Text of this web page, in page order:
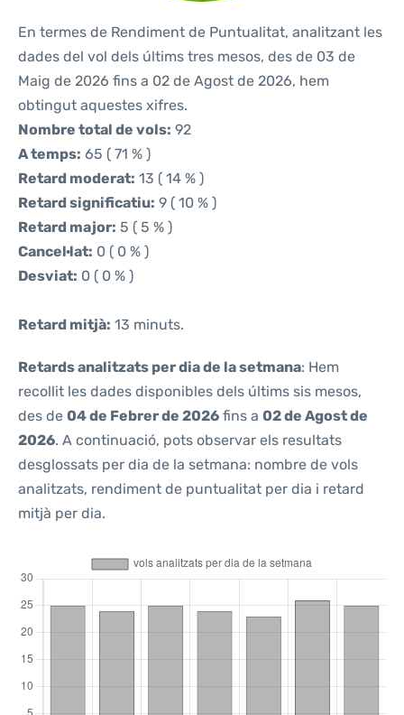
En termes de Rendiment de Puntualitat, analitzant les
dades del vol dels últims tres mesos, des de 03 de
Maig de 2026 fins a 02 de Agost de 2026, hem
obtingut aquestes xifres.
Nombre total de vols: 92
A temps: 65 ( 71 % )
Retard moderat: 13 ( 14 % )
Retard significatiu: 9 ( 10 % )
Retard major: 5 ( 5 % )
Cancel·lat: 0 ( 0 % )
Desviat: 0 ( 0 % )
Retard mitjà: 13 minuts.
Retards analitzats per dia de la setmana: Hem
recollit les dades disponibles dels últims sis mesos,
des de 04 de Febrer de 2026 fins a 02 de Agost de
2026. A continuació, pots observar els resultats
desglossats per dia de la setmana: nombre de vols
analitzats, rendiment de puntualitat per dia i retard
mitjà per dia.